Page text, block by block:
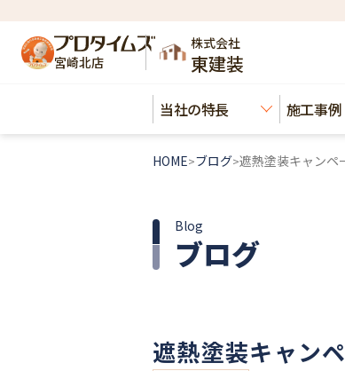
宮崎北店
株式会社
東建装
当社の特長 施工事例
HOME>ブログ>遮熱塗装キャン
ブログ
Blog
遮熱塗装キャン